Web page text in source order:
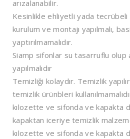
arızalanabilir.
Kesinlikle ehliyetli yada tecrübeli
kurulum ve montajı yapılmalı,
yaptırılmamalıdır.
Siamp sifonlar su tasarruflu olup
yapılmalıdır
Temizliği kolaydır. Temizlik
temizlik ürünbleri
kılozette ve sifonda ve kapakta
kapaktan iceriye temizlik
kılozette ve sifonda ve kapakta